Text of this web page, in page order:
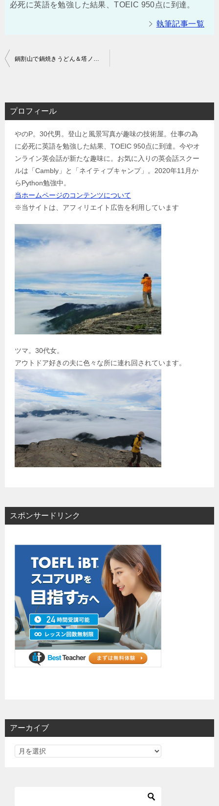
必死に英語を勉強した結果、TOEIC 950点に到達。
執筆記事一覧
投
ビ
ゲ
鍋割山で鍋焼きうどん＆塔ノ岳で富士山と夜景観賞 1泊2日登山（渋沢駅⇒県民の森ゲート⇒大倉バス停）
プロフィール
やのP。30代男。登山と風景写真が趣味の技術屋。仕事の為
に必死に英語を勉強した結果、TOEIC 950点に到達。今やオ
ンライン英会話が新たな趣味に。お気に入りの英会話スクー
ルは「Cambly」と「ネイティブキャンプ」。2020年11月か
らPython勉強中。
当ホームページのコンテンツについて
※当サイトは、アフィリエイト広告を利用しています
ツマ。30代女。
アウトドア好きの夫に色々な所に連れ回されています。
スポンサードリンク
アーカイブ